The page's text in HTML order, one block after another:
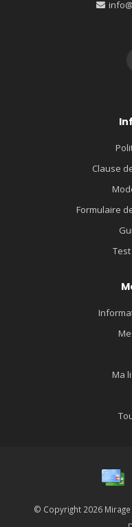
Clause
Formulaire
Ma
© Copyright 2026